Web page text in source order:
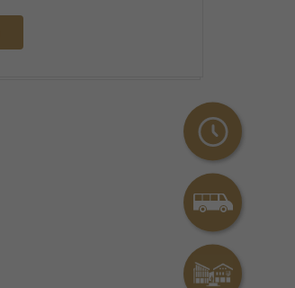
Öffnungszeiten
Rufbus
Das Rathaus